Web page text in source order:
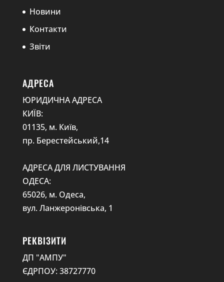
Новини
Контакти
Звіти
АДРЕСА
ЮРИДИЧНА АДРЕСА
КИЇВ:
01135, м. Київ,
пр. Берестейський,14
АДРЕСА ДЛЯ ЛИСТУВАННЯ
ОДЕСА:
65026, м. Одеса,
вул. Ланжеронівська, 1
РЕКВІЗИТИ
ДП "АМПУ"
ЄДРПОУ: 38727770